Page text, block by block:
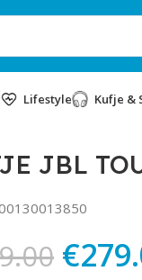
Lifestyle Kufje &
JBL
€